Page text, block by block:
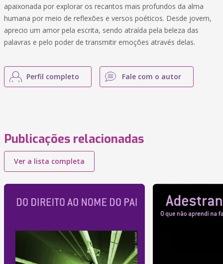
apaixonada por explorar os recantos mais profundos da alma
humana por meio de reflexões e versos poéticos. Desde jovem,
aprecio um amor pela escrita, sendo atraída pela beleza das
palavras e pelo poder de transmitir emoções através delas.
Perfil completo Fale com o autor
Publicações relacionadas
Ver a lista completa